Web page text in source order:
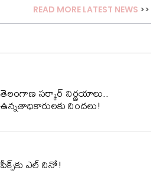
READ MORE LATEST NEWS >>
తెలంగాణ సర్కార్ నిర్ణయాలు..
ఉన్నతాధికారులకు నిందలు!
పీక్స్‌కు ఎల్‌ నినో!